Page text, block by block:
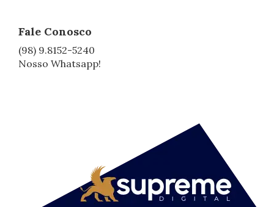
Fale Conosco
(98) 9.8152-5240
Nosso Whatsapp!